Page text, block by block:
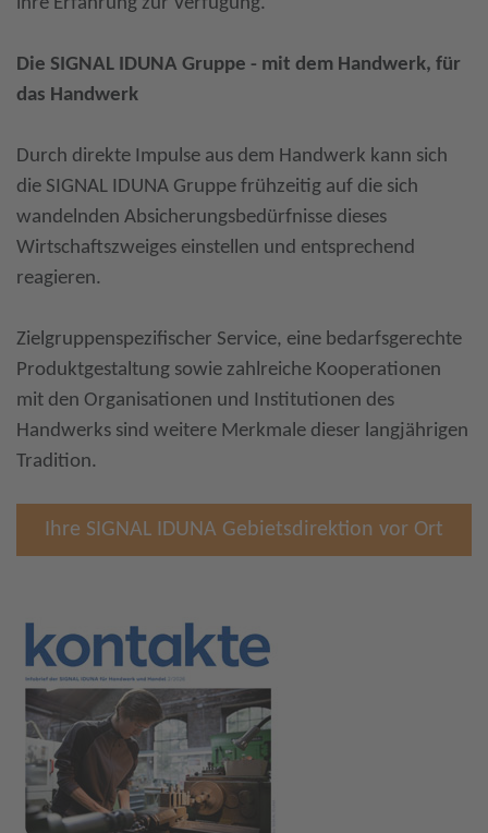
Die SIGNAL IDUNA Gruppe - mit dem Handwerk, für
das Handwerk
Durch direkte Impulse aus dem Handwerk kann sich
die SIGNAL IDUNA Gruppe frühzeitig auf die sich
wandelnden Absicherungsbedürfnisse dieses
Wirtschaftszweiges einstellen und entsprechend
reagieren.
Zielgruppenspezifischer Service, eine bedarfsgerechte
Produktgestaltung sowie zahlreiche Kooperationen
mit den Organisationen und Institutionen des
Handwerks sind weitere Merkmale dieser langjährigen
Tradition.
Ihre SIGNAL IDUNA Gebietsdirektion vor Ort